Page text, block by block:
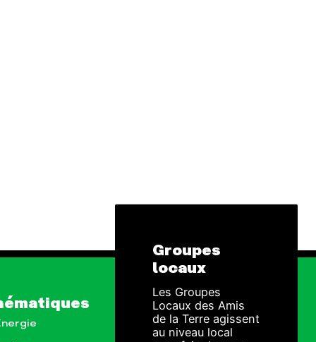
Groupes
locaux
Les Groupes
Locaux des Amis
de la Terre agissent
au niveau local